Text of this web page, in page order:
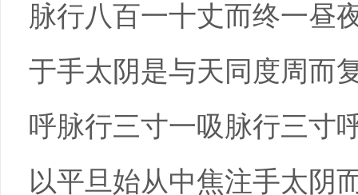
脉行八百一十丈而终一昼
于手太阴是与天同度周而
呼脉行三寸一吸脉行三寸
以平旦始从中焦注手太阴